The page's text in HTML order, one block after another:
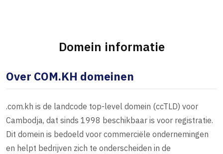
Domein informatie
Over COM.KH domeinen
.com.kh is de landcode top-level domein (ccTLD) voor
Cambodja, dat sinds 1998 beschikbaar is voor registratie.
Dit domein is bedoeld voor commerciële ondernemingen
en helpt bedrijven zich te onderscheiden in de